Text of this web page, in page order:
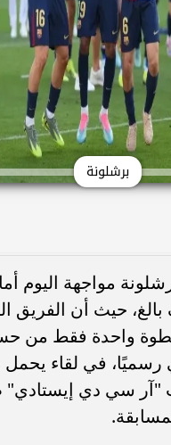
برشلونة
مواجهة اليوم
حيث أن الفريق
واحدة فقط من
رسميًا، في لقاء يحمل
"آر سي دي